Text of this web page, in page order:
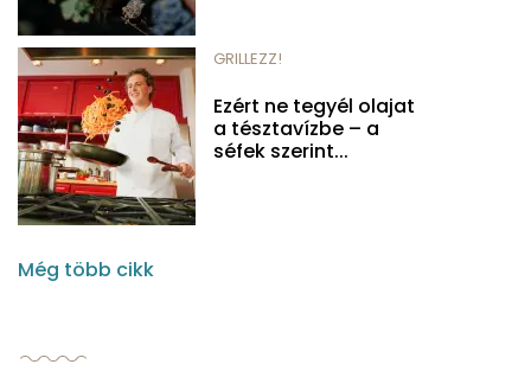
GRILLEZZ!
Ezért ne tegyél olajat
a tésztavízbe – a
séfek szerint...
Még több cikk